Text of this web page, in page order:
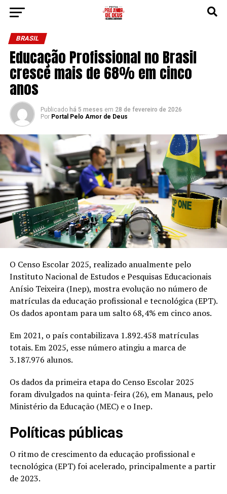
BRASIL
Educação Profissional no Brasil
cresce mais de 68% em cinco
anos
Publicado há 5 meses em 28 de fevereiro de 2026
Por Portal Pelo Amor de Deus
O Censo Escolar 2025, realizado anualmente pelo
Instituto Nacional de Estudos e Pesquisas Educacionais
Anísio Teixeira (Inep), mostra evolução no número de
matrículas da educação profissional e tecnológica (EPT).
Os dados apontam para um salto 68,4% em cinco anos.
Em 2021, o país contabilizava 1.892.458 matrículas
totais. Em 2025, esse número atingiu a marca de
3.187.976 alunos.
Os dados da primeira etapa do Censo Escolar 2025
foram divulgados na quinta-feira (26), em Manaus, pelo
Ministério da Educação (MEC) e o Inep.
Políticas públicas
O ritmo de crescimento da educação profissional e
tecnológica (EPT) foi acelerado, principalmente a partir
de 2023.